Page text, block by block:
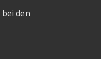
bei den